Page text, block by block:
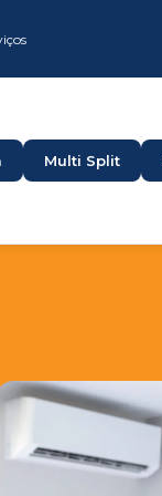
Multi Split